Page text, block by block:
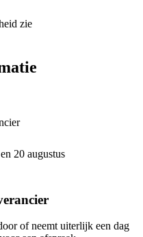
zie
20 augustus
of neemt uiterlijk een dag